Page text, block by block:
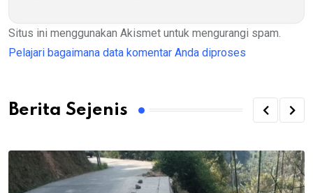
Situs ini menggunakan Akismet untuk mengurangi spam.
Pelajari bagaimana data komentar Anda diproses
Berita Sejenis